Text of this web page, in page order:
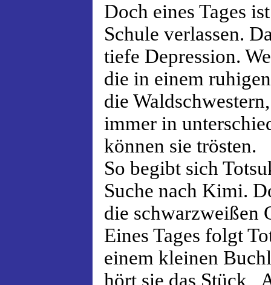
Doch eines Tages
Schule verlassen.
tiefe Depression.
die in einem
die
immer in
können sie trösten.
So begibt sich
Suche nach Kimi.
die schwarzweißen
Eines Tages folgt
einem kleinen
hört sie das Stück